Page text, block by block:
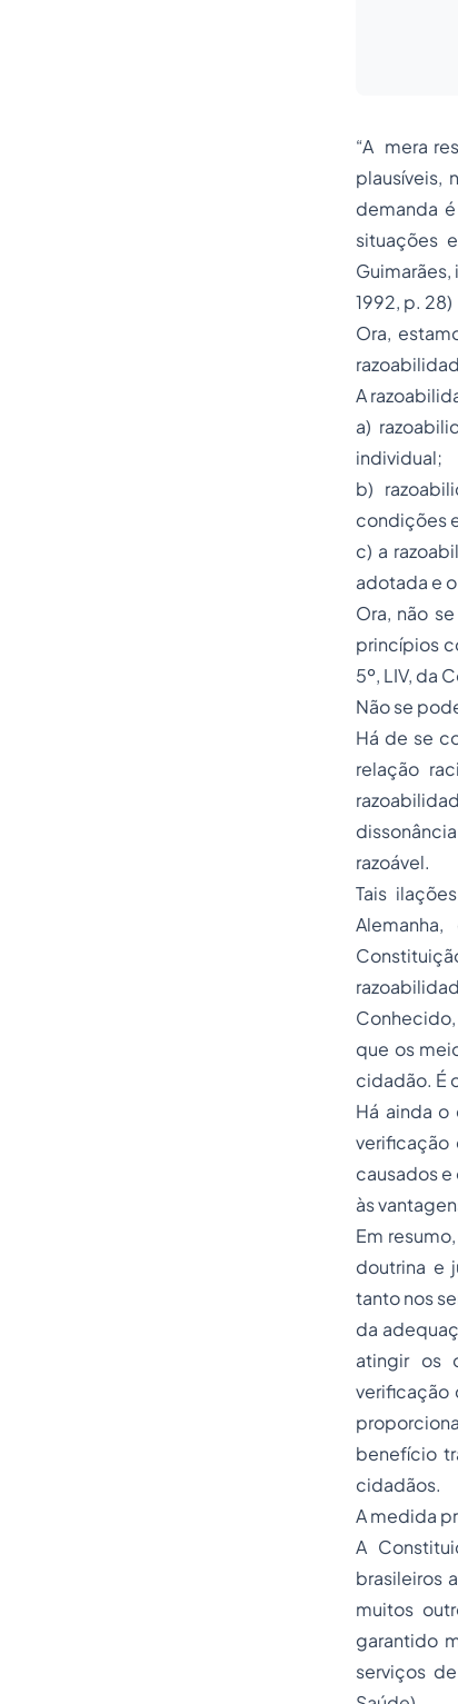
“A mera
plausíveis,
demanda
situações
Guimarães,
1992, p. 28)
Ora,
A
a)
individual;
b)
condições
c) a
adotada e
Ora, não
princípios
5º, LIV, da
Não se
Há de se
relação
razoável.
Tais
que os
cidadão. É
Há ainda
causados
às
Em
doutrina e
tanto nos
da
atingir os
verificação
benefício
cidadãos.
A medida
A
brasileiros
muitos
garantido
serviços